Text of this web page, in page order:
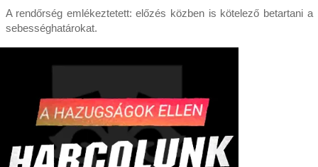
A rendőrség emlékeztetett: előzés közben is kötelező betartani a
sebességhatárokat.